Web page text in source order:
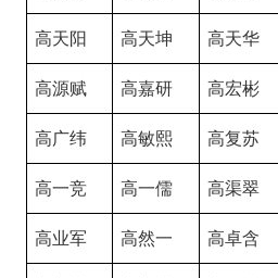
高天阳 高天坤 高天华
高源赋 高嘉研 高宏彬
高广纬 高敏熙 高复苏
高一竞 高一儒 高渠翠
高业军 高然一 高卓含